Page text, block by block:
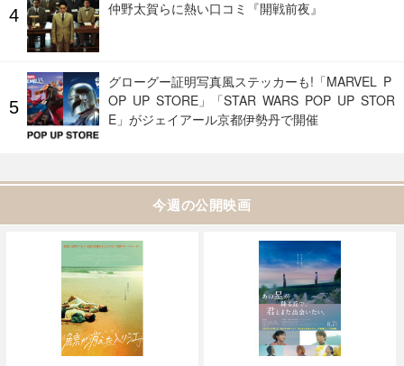
仲野太賀らに熱い口コミ『開戦前夜』
グローグー証明写真風ステッカーも!「MARVEL P
OP UP STORE」「STAR WARS POP UP STOR
E」がジェイアール京都伊勢丹で開催
今週の公開映画